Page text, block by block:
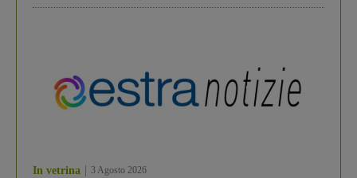
In vetrina 3 Agosto 2026